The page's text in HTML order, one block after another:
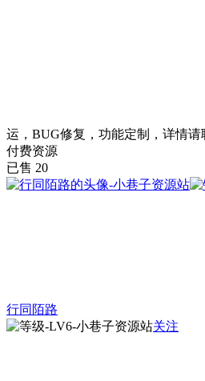
运，BUG修复，功能定制，详情请
付费资源
已售 20
行同陌路
关注